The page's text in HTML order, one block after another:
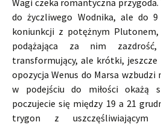
do życzliwego Wodnika, ale do
koniunkcji z potężnym
podążająca za nim
transformujący, ale krótki, jeszcze
opozycja Wenus do Marsa
w podejściu do miłości okażą
poczujecie się między 19 a 21
trygon z uszczęśliwiającym